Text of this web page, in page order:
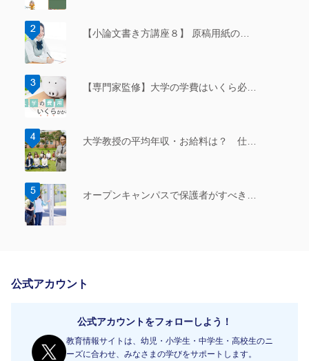
【小論文書き方講座８】 原稿用紙の…
【専門家監修】大学の学費はいくら必…
大学教授の平均年収・お給料は？ 仕…
オープンキャンパスで保護者がすべき…
公式アカウント
公式アカウントをフォローしよう！
教育情報サイトは、幼児・小学生・中学生・高校生のニ
ーズに合わせ、みなさまの学びをサポートします。